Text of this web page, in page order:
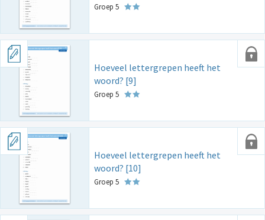
Groep 5
Hoeveel lettergrepen heeft het
woord? [9]
Groep 5
Hoeveel lettergrepen heeft het
woord? [10]
Groep 5